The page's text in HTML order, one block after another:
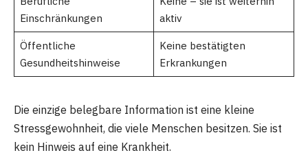
Einschränkungen
aktiv
Öffentliche
Gesundheitshinweise
Keine bestätigten
Erkrankungen
Die einzige belegbare Information ist eine kleine
Stressgewohnheit, die viele Menschen besitzen. Sie ist
kein Hinweis auf eine Krankheit.